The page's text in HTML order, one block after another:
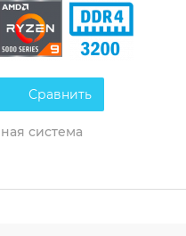
множитель
M.2 SSD NVME
Сравнить
система